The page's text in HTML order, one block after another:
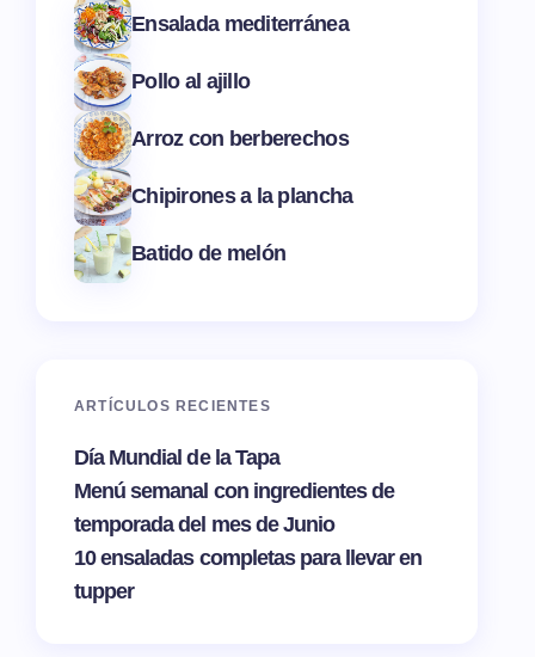
Ensalada mediterránea
Pollo al ajillo
Arroz con berberechos
Chipirones a la plancha
Batido de melón
ARTÍCULOS RECIENTES
Día Mundial de la Tapa
Menú semanal con ingredientes de
temporada del mes de Junio
10 ensaladas completas para llevar en
tupper